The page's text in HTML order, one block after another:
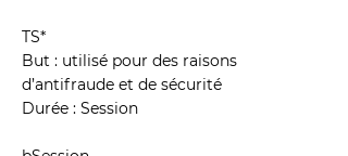
TS*
But : utilisé pour des raisons
d’antifraude et de sécurité
Durée : Session